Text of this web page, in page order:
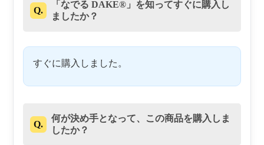
Q.
「なでる DAKE®」を知ってすぐに購入し
ましたか？
すぐに購入しました。
Q.
何が決め手となって、この商品を購入しま
したか？